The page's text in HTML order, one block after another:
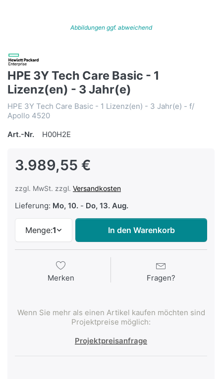
Abbildungen ggf. abweichend
HPE 3Y Tech Care Basic - 1
Lizenz(en) - 3 Jahr(e)
HPE 3Y Tech Care Basic - 1 Lizenz(en) - 3 Jahr(e) - f/
Apollo 4520
Art.-Nr.
H00H2E
3.989,55 €
zzgl. MwSt. zzgl. Versandkosten
Lieferung: Mo, 10. - Do, 13. Aug.
Menge:1 In den Warenkorb
Merken Fragen?
Wenn Sie mehr als einen Artikel kaufen möchten sind
Projektpreise möglich:
Projektpreisanfrage